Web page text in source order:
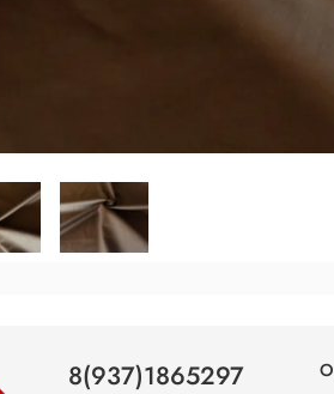
О
8(937)1865297